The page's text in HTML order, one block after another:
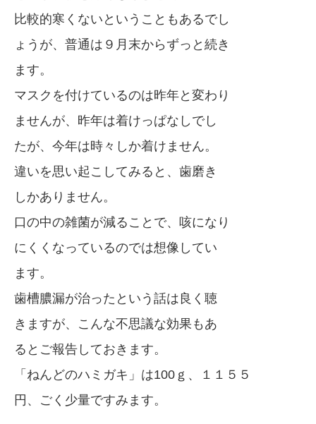
比較的寒くないということもあるでし
ょうが、普通は９月末からずっと続き
ます。
マスクを付けているのは昨年と変わり
ませんが、昨年は着けっぱなしでし
たが、今年は時々しか着けません。
違いを思い起こしてみると、歯磨き
しかありません。
口の中の雑菌が減ることで、咳になり
にくくなっているのでは想像してい
ます。
歯槽膿漏が治ったという話は良く聴
きますが、こんな不思議な効果もあ
るとご報告しておきます。
「ねんどのハミガキ」は100ｇ、１１５５
円、ごく少量ですみます。